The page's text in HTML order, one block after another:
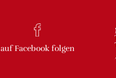
auf Facebook folgen